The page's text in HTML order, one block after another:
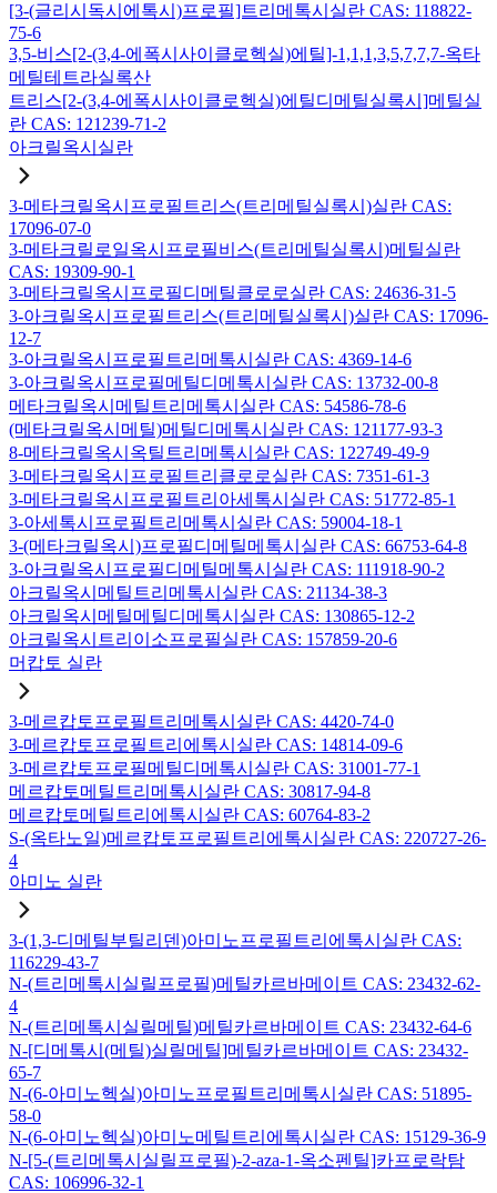
[3-(글리시독시에톡시)프로필]트리메톡시실란 CAS: 118822-
75-6
3,5-비스[2-(3,4-에폭시사이클로헥실)에틸]-1,1,1,3,5,7,7,7-옥타
메틸테트라실록산
트리스[2-(3,4-에폭시사이클로헥실)에틸디메틸실록시]메틸실
란 CAS: 121239-71-2
아크릴옥시실란
3-메타크릴옥시프로필트리스(트리메틸실록시)실란 CAS:
17096-07-0
3-메타크릴로일옥시프로필비스(트리메틸실록시)메틸실란
CAS: 19309-90-1
3-메타크릴옥시프로필디메틸클로로실란 CAS: 24636-31-5
3-아크릴옥시프로필트리스(트리메틸실록시)실란 CAS: 17096-
12-7
3-아크릴옥시프로필트리메톡시실란 CAS: 4369-14-6
3-아크릴옥시프로필메틸디메톡시실란 CAS: 13732-00-8
메타크릴옥시메틸트리메톡시실란 CAS: 54586-78-6
(메타크릴옥시메틸)메틸디메톡시실란 CAS: 121177-93-3
8-메타크릴옥시옥틸트리메톡시실란 CAS: 122749-49-9
3-메타크릴옥시프로필트리클로로실란 CAS: 7351-61-3
3-메타크릴옥시프로필트리아세톡시실란 CAS: 51772-85-1
3-아세톡시프로필트리메톡시실란 CAS: 59004-18-1
3-(메타크릴옥시)프로필디메틸메톡시실란 CAS: 66753-64-8
3-아크릴옥시프로필디메틸메톡시실란 CAS: 111918-90-2
아크릴옥시메틸트리메톡시실란 CAS: 21134-38-3
아크릴옥시메틸메틸디메톡시실란 CAS: 130865-12-2
아크릴옥시트리이소프로필실란 CAS: 157859-20-6
머캅토 실란
3-메르캅토프로필트리메톡시실란 CAS: 4420-74-0
3-메르캅토프로필트리에톡시실란 CAS: 14814-09-6
3-메르캅토프로필메틸디메톡시실란 CAS: 31001-77-1
메르캅토메틸트리메톡시실란 CAS: 30817-94-8
메르캅토메틸트리에톡시실란 CAS: 60764-83-2
S-(옥타노일)메르캅토프로필트리에톡시실란 CAS: 220727-26-
4
아미노 실란
3-(1,3-디메틸부틸리덴)아미노프로필트리에톡시실란 CAS:
116229-43-7
N-(트리메톡시실릴프로필)메틸카르바메이트 CAS: 23432-62-
4
N-(트리메톡시실릴메틸)메틸카르바메이트 CAS: 23432-64-6
N-[디메톡시(메틸)실릴메틸]메틸카르바메이트 CAS: 23432-
65-7
N-(6-아미노헥실)아미노프로필트리메톡시실란 CAS: 51895-
58-0
N-(6-아미노헥실)아미노메틸트리에톡시실란 CAS: 15129-36-9
N-[5-(트리메톡시실릴프로필)-2-aza-1-옥소펜틸]카프로락탐
CAS: 106996-32-1